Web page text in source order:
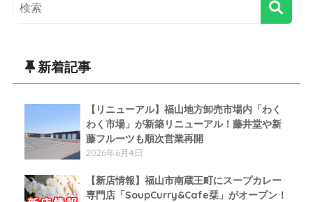
新着記事
【リニューアル】福山地方卸売市場内「わく
わく市場」が新築リニューアル！藤井堂や新
藤フルーツも順次営業再開
2026年6月4日
【新店情報】福山市南蔵王町にスープカレー
専門店「SoupCurry&Cafe栞」がオープン！